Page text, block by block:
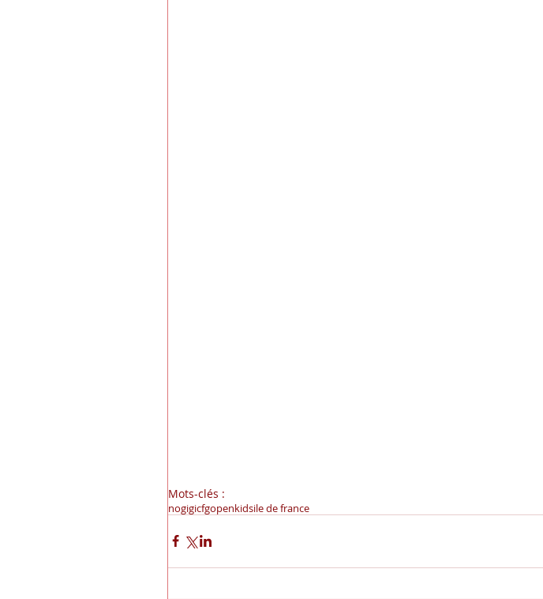
Mots-clés :
nogigicfgopenkidsile de france